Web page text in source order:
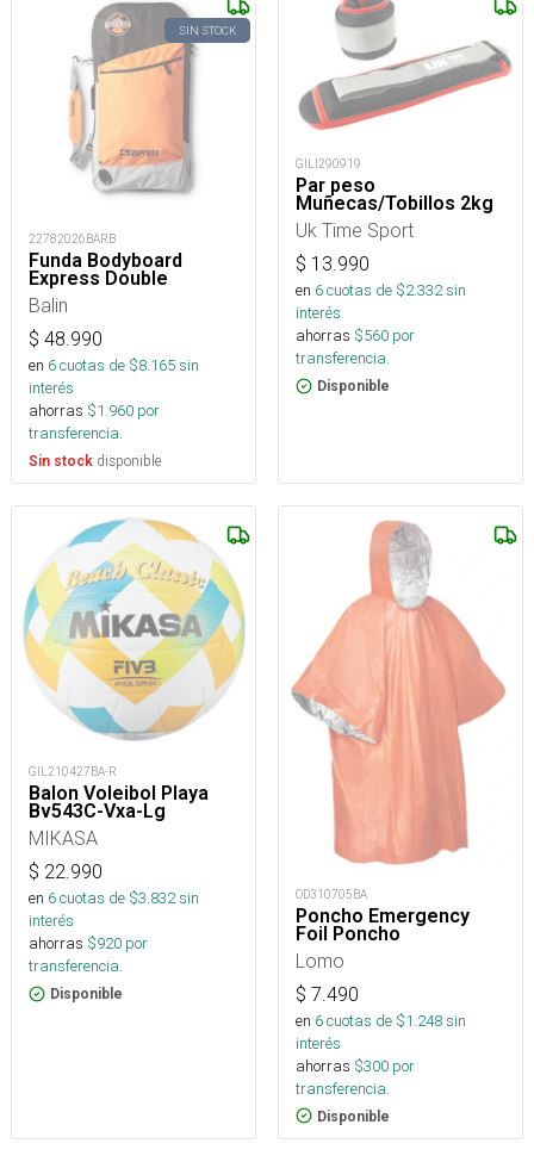
SIN STOCK
22782026BARB
Funda Bodyboard
Express Double
Balin
$ 48.990
en 6cuotas de $8.165sin
interés
ahorras $1.960 por
transferencia.
Sin stock disponible
GILI290919
Par peso
Muñecas/Tobillos 2kg
Uk Time Sport
$ 13.990
en 6cuotas de $2.332sin
interés
ahorras $560 por
transferencia.
Disponible
GIL210427BA-R
Balon Voleibol Playa
Bv543C-Vxa-Lg
MIKASA
$ 22.990
en 6cuotas de $3.832sin
interés
ahorras $920 por
transferencia.
Disponible
OD310705BA
Poncho Emergency
Foil Poncho
Lomo
$ 7.490
en 6cuotas de $1.248sin
interés
ahorras $300 por
transferencia.
Disponible